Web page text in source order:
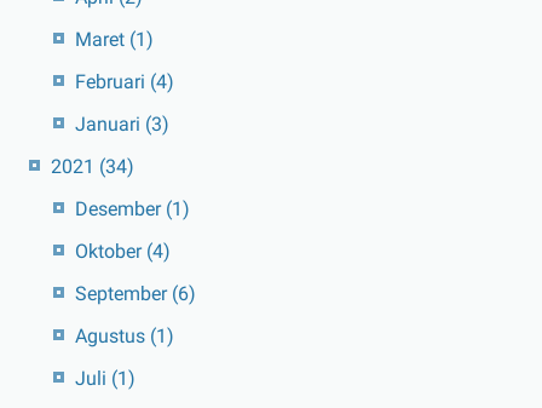
Maret (1)
Februari (4)
Januari (3)
2021 (34)
Desember (1)
Oktober (4)
September (6)
Agustus (1)
Juli (1)